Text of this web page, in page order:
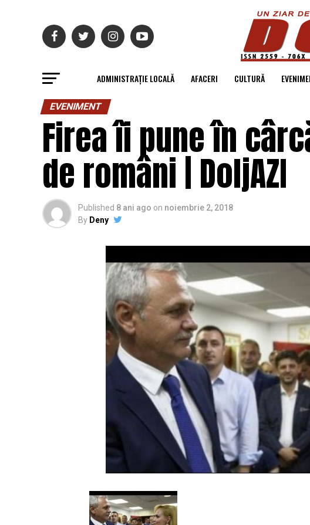
ADMINISTRAȚIE LOCALĂ AFACERI CULTURĂ
EVENIMENT
Firea îi pune în
de români | DoljAZI
Published 8 ani ago on noiembrie 2, 2018
By Deny